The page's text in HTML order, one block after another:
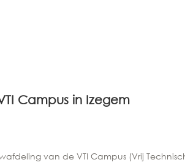
Campus in Izegem
van de VTI Campus (Vrij